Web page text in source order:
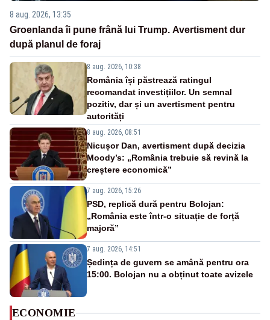
8 aug. 2026, 13:35
Groenlanda îi pune frână lui Trump. Avertisment dur
după planul de foraj
8 aug. 2026, 10:38
România își păstrează ratingul
recomandat investițiilor. Un semnal
pozitiv, dar și un avertisment pentru
autorități
8 aug. 2026, 08:51
Nicușor Dan, avertisment după decizia
Moody’s: „România trebuie să revină la
creștere economică”
7 aug. 2026, 15:26
PSD, replică dură pentru Bolojan:
„România este într-o situație de forță
majoră”
7 aug. 2026, 14:51
Ședința de guvern se amână pentru ora
15:00. Bolojan nu a obținut toate avizele
ECONOMIE